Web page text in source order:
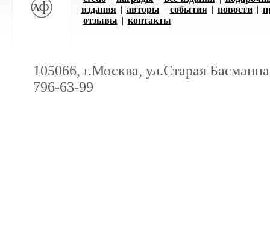
издания | авторы | события | новости |
отзывы | контакты
105066, г.Москва, ул.Старая
796-63-99